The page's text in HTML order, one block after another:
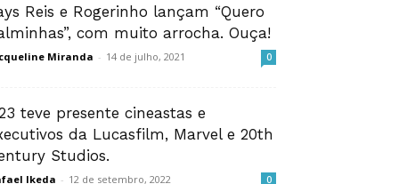
Reis e Rogerinho lançam “Quero
com muito arrocha. Ouça!
Miranda - 14 de julho, 2021 0
teve presente cineastas e
da Lucasfilm, Marvel e 20th
Studios.
Ikeda - 12 de setembro, 2022 0